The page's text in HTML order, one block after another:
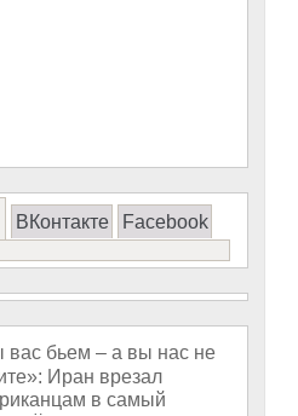
ВКонтакте Facebook
бьем – а вы нас не
Иран врезал
в самый